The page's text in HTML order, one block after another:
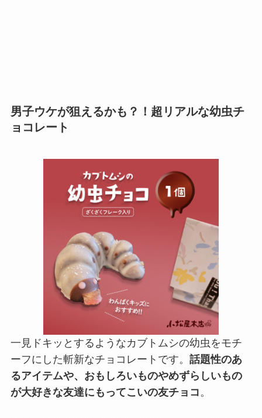
男子ウケが狙えるかも？！超リアルな幼虫チ
ョコレート
一見ドキッとするようなカブトムシの幼虫をモチ
ーフにした斬新なチョコレートです。 話題性のあ
るアイテムや、おもしろいものやめずらしいもの
が大好きな友達にもってこいの友チョコ 。